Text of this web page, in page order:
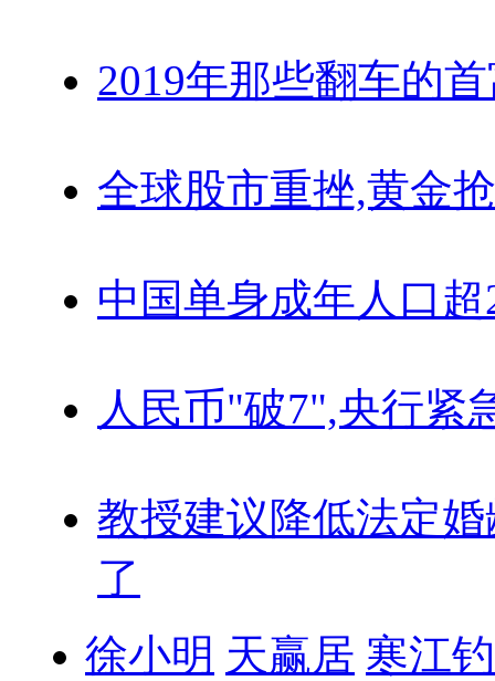
2019年那些翻车的
全球股市重挫,黄金
中国单身成年人口超
人民币"破7",央行紧
教授建议降低法定婚
了
徐小明 天赢居 寒江